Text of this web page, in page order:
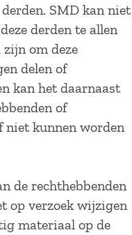
SMD kan niet
derden te allen
om deze
delen of
kan het daarnaast
of
niet kunnen worden
de rechthebbenden
op verzoek wijzigen
materiaal op de